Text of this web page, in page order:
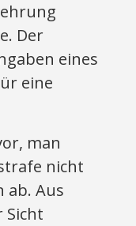
Der
eines
eine
man
nicht
ab. Aus
Sicht